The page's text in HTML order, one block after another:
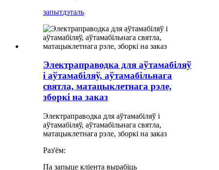
запытдэталь
Электраправодка для аўтамабіляў
і аўтамабіляў, аўтамабільнага
святла, матацыклетнага рэле,
зборкі на заказ
Электраправодка для аўтамабіляў і
аўтамабіляў, аўтамабільнага святла,
матацыклетнага рэле, зборкі на заказ
Раз'ём:
Па запыце кліента вырабіць